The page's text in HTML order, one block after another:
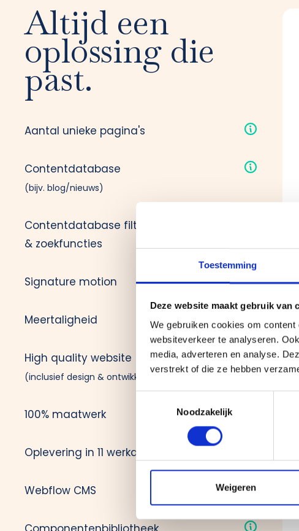
Toestemming
Deze website maakt gebruik van
We gebruiken cookies om
websiteverkeer te analyseren.
media, adverteren en analyse.
verstrekt of die ze hebben
Noodzakelijk
Weigeren
Altijd een
oplossing die
past.
Aantal unieke pagina's
Contentdatabase
(bijv. blog/nieuws)
Contentdatabase filtering
& zoekfuncties
Signature motion
Meertaligheid
-
High quality website
(inclusief design & ontwikkeling) -
100% maatwerk
Oplevering in 11 werkdagen
-
Webflow CMS
-